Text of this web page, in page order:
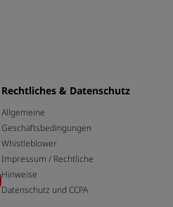
Rechtliches & Datenschutz
Allgemeine
Geschäftsbedingungen
Whistleblower
Impressum / Rechtliche
Hinweise
Datenschutz und CCPA